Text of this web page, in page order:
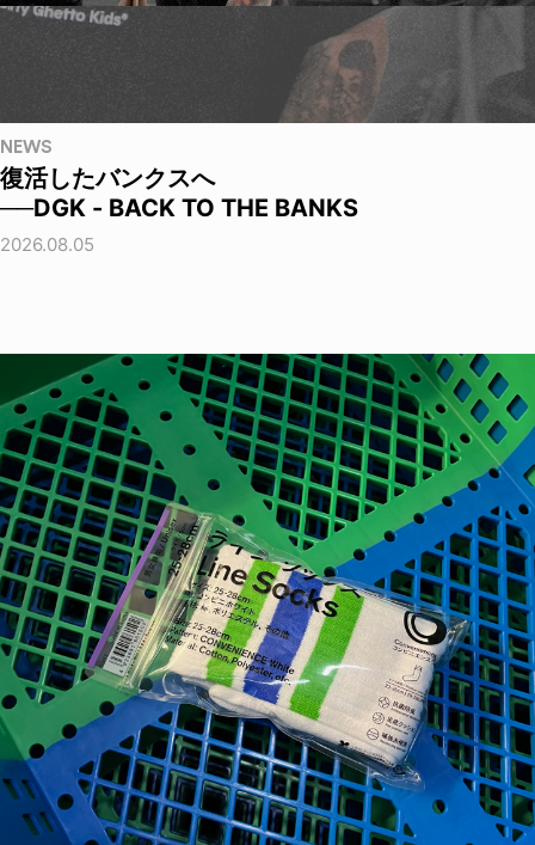
NEWS
復活したバンクスへ
──DGK - BACK TO THE BANKS
2026.08.05